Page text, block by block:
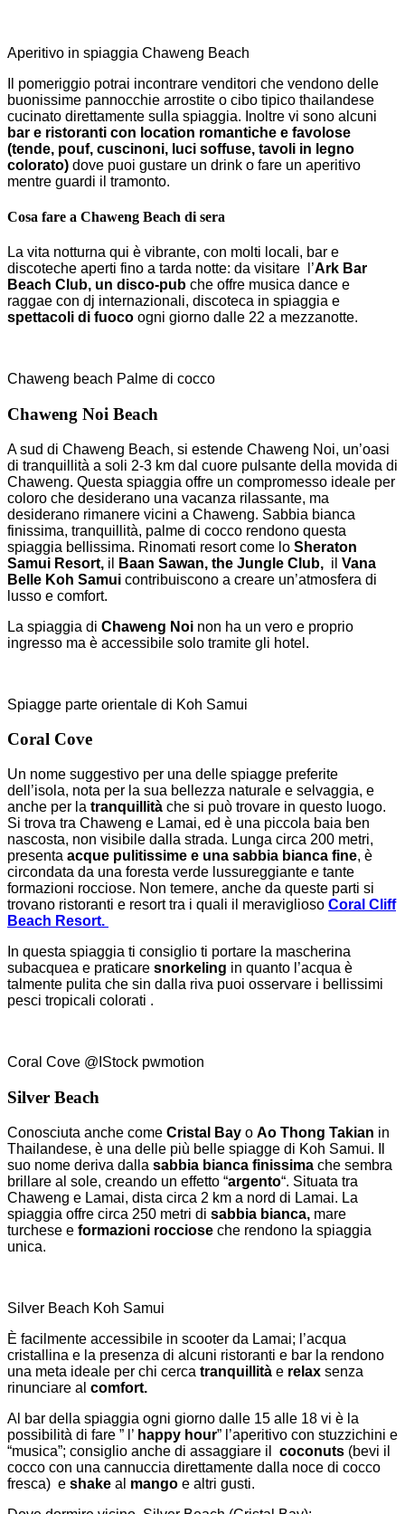
Aperitivo in spiaggia Chaweng Beach
Il pomeriggio potrai incontrare venditori che vendono delle
buonissime pannocchie arrostite o cibo tipico thailandese
cucinato direttamente sulla spiaggia. Inoltre vi sono alcuni
bar e ristoranti con location romantiche e favolose
(tende, pouf, cuscinoni, luci soffuse, tavoli in legno
colorato) dove puoi gustare un drink o fare un aperitivo
mentre guardi il tramonto.
Cosa fare a Chaweng Beach di sera
La vita notturna qui è vibrante, con molti locali, bar e
discoteche aperti fino a tarda notte: da visitare l’Ark Bar
Beach Club, un disco-pub che offre musica dance e
raggae con dj internazionali, discoteca in spiaggia e
spettacoli di fuoco ogni giorno dalle 22 a mezzanotte.
Chaweng beach Palme di cocco
Chaweng Noi Beach
A sud di Chaweng Beach, si estende Chaweng Noi, un’oasi
di tranquillità a soli 2-3 km dal cuore pulsante della movida di
Chaweng. Questa spiaggia offre un compromesso ideale per
coloro che desiderano una vacanza rilassante, ma
desiderano rimanere vicini a Chaweng. Sabbia bianca
finissima, tranquillità, palme di cocco rendono questa
spiaggia bellissima. Rinomati resort come lo Sheraton
Samui Resort, il Baan Sawan, the Jungle Club, il Vana
Belle Koh Samui contribuiscono a creare un’atmosfera di
lusso e comfort.
La spiaggia di Chaweng Noi non ha un vero e proprio
ingresso ma è accessibile solo tramite gli hotel.
Spiagge parte orientale di Koh Samui
Coral Cove
Un nome suggestivo per una delle spiagge preferite
dell’isola, nota per la sua bellezza naturale e selvaggia, e
anche per la tranquillità che si può trovare in questo luogo.
Si trova tra Chaweng e Lamai, ed è una piccola baia ben
nascosta, non visibile dalla strada. Lunga circa 200 metri,
presenta acque pulitissime e una sabbia bianca fine, è
circondata da una foresta verde lussureggiante e tante
formazioni rocciose. Non temere, anche da queste parti si
trovano ristoranti e resort tra i quali il meraviglioso Coral Cliff
Beach Resort.
In questa spiaggia ti consiglio ti portare la mascherina
subacquea e praticare snorkeling in quanto l’acqua è
talmente pulita che sin dalla riva puoi osservare i bellissimi
pesci tropicali colorati .
Coral Cove @IStock pwmotion
Silver Beach
Conosciuta anche come Cristal Bay o Ao Thong Takian in
Thailandese, è una delle più belle spiagge di Koh Samui. Il
suo nome deriva dalla sabbia bianca finissima che sembra
brillare al sole, creando un effetto “argento“. Situata tra
Chaweng e Lamai, dista circa 2 km a nord di Lamai. La
spiaggia offre circa 250 metri di sabbia bianca, mare
turchese e formazioni rocciose che rendono la spiaggia
unica.
Silver Beach Koh Samui
È facilmente accessibile in scooter da Lamai; l’acqua
cristallina e la presenza di alcuni ristoranti e bar la rendono
una meta ideale per chi cerca tranquillità e relax senza
rinunciare al comfort.
Al bar della spiaggia ogni giorno dalle 15 alle 18 vi è la
possibilità di fare ” l’ happy hour” l’aperitivo con stuzzichini e
“musica”; consiglio anche di assaggiare il coconuts (bevi il
cocco con una cannuccia direttamente dalla noce di cocco
fresca) e shake al mango e altri gusti.